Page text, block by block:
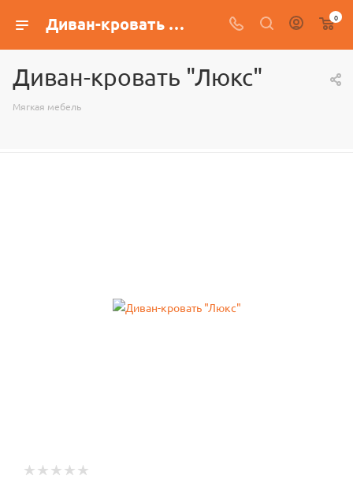
Диван-кровать "Люкс" 0
Диван-кровать "Люкс"
Мягкая мебель